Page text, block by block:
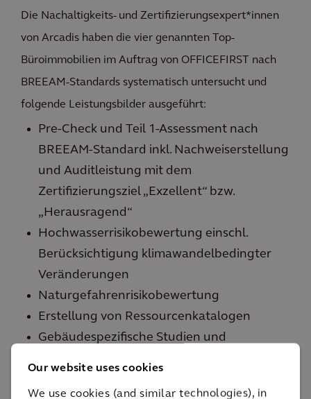
Our website uses cookies
We use cookies (and similar technologies), in
Die Nachaltigkeits- und Zertifizierungsexpert*innen
von Arcadis haben die vier genannten Top-
Büroimmobilien im Auftrag von OFFICEFIRST nach
BREEAM-Standards systematisch untersucht und
folgende Leistungsbilder ausgeführt:
Pre-Check und Teil 1-Assessment nach
BREEAM-Standard inkl. Nachweiserstellung
und Auditleistung mit dem
Zertifizierungsziel „Exzellent“ bzw.
„Herausragend“
Hochwasserrisikobewertung einschl.
Berücksichtigung klimawandelbedingter
Veränderungen
Naturgefahrenrisikobewertung
Erstellung von Ressourcenkatalogen
Gebäudespezifische Studien und